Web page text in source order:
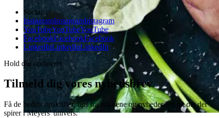
Social
InstagramInstagramInstagram
YouTubeYouTubeYouTube
FacebookFacebookFacebook
LinkedInLinkedInLinkedIn
Hold dig opdateret
Tilmeld dig vores nyhedsbrev
Få de bedste opskrifter, tips fra kokkene og nyheder om alt det der
spirer i Meyers' univers.